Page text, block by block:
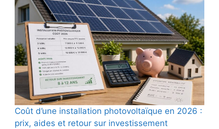
Coût d’une installation photovoltaïque en 2026 :
prix, aides et retour sur investissement